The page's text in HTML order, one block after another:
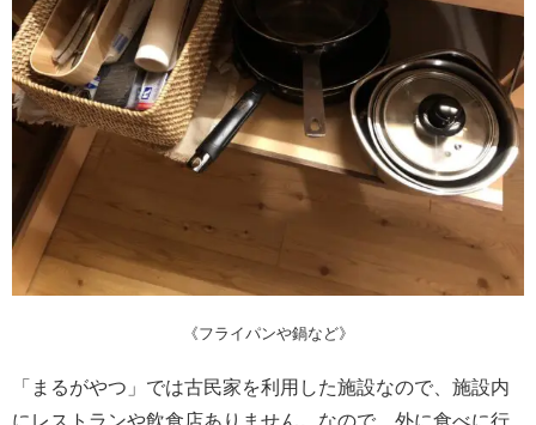
《フライパンや鍋など》
「まるがやつ」では古民家を利用した施設なので、施設内
にレストランや飲食店ありません。なので、外に食べに行